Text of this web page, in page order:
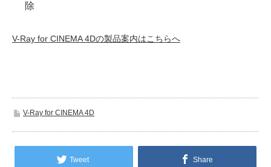
除
V-Ray for CINEMA 4Dの製品案内はこちらへ
V-Ray for CINEMA 4D
Tweet Share